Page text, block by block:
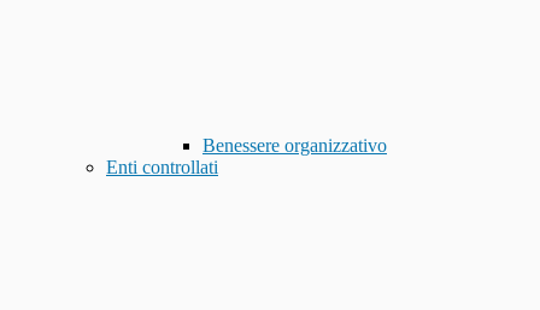
Benessere organizzativo
Enti controllati